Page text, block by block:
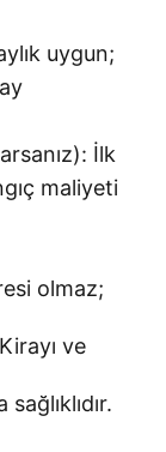
uygun;
İlk
maliyeti
olmaz;
ve